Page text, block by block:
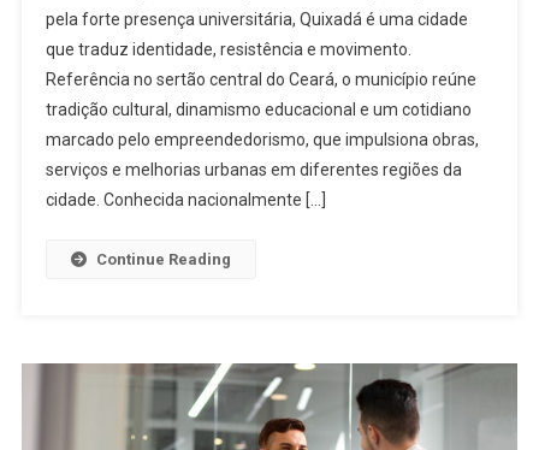
pela forte presença universitária, Quixadá é uma cidade
que traduz identidade, resistência e movimento.
Referência no sertão central do Ceará, o município reúne
tradição cultural, dinamismo educacional e um cotidiano
marcado pelo empreendedorismo, que impulsiona obras,
serviços e melhorias urbanas em diferentes regiões da
cidade. Conhecida nacionalmente […]
Continue Reading